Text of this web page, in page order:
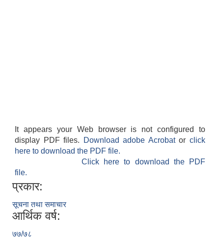
It appears your Web browser is not configured to
display PDF files.
Download adobe Acrobatorclick
here to download the PDF file.
Click here to download the PDF
file.
प्रकार:
सूचना तथा समाचार
आर्थिक वर्ष:
७७/७८